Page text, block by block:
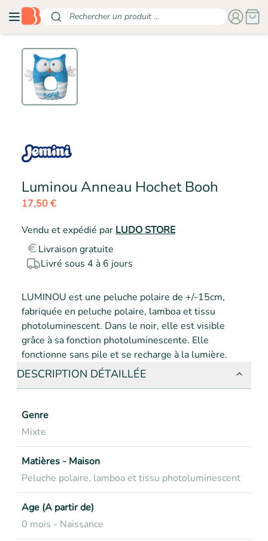
Rechercher un produit ...
Luminou Anneau Hochet Booh
17,50 €
Vendu et expédié par LUDO STORE
Livraison gratuite
Livré sous 4 à 6 jours
LUMINOU est une peluche polaire de +/-15cm,
fabriquée en peluche polaire, lamboa et tissu
photoluminescent. Dans le noir, elle est visible
grâce à sa fonction photoluminescente. Elle
fonctionne sans pile et se recharge à la lumière.
DESCRIPTION DÉTAILLÉE
Genre
Mixte
Matières - Maison
Peluche polaire, lamboa et tissu photoluminescent
Age (A partir de)
0 mois - Naissance